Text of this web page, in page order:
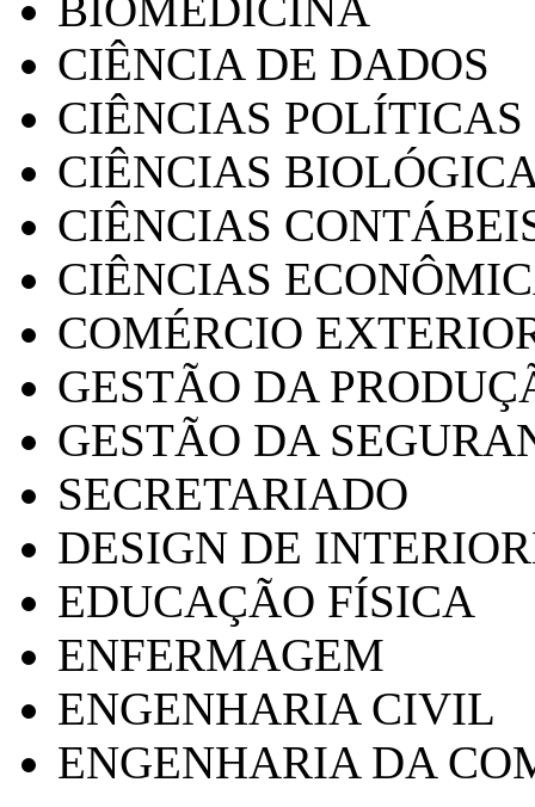
CIÊNCIA DE DADOS
CIÊNCIAS POLÍTICAS
CIÊNCIAS
CIÊNCIAS
CIÊNCIAS
COMÉRCIO
GESTÃO DA
GESTÃO DA
SECRETARIADO
DESIGN DE
EDUCAÇÃO FÍSICA
ENFERMAGEM
ENGENHARIA CIVIL
ENGENHARIA DA